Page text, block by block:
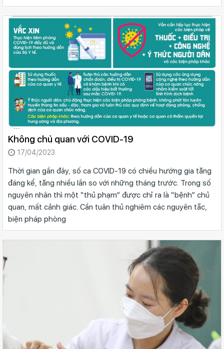
Không chủ quan với COVID-19
17/04/2023
Thời gian gần đây, số ca COVID-19 có chiều hướng gia tăng
đáng kể, tăng nhiều lần so với những tháng trước. Trong số
nguyên nhân thì một “thủ phạm” được chỉ ra là “bệnh” chủ
quan, mất cảnh giác. Cần tuân thủ nghiêm các nguyên tắc,
biện pháp phòng